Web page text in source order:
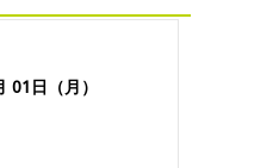
01日（月）